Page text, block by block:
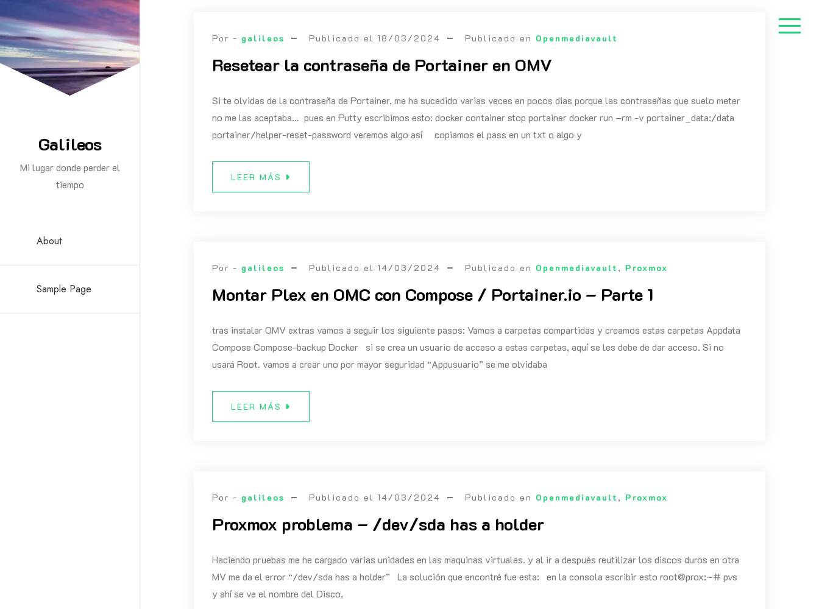
al
contenido
Galileos
Mi lugar donde perder el
tiempo
About
Sample Page
Por - galileos Publicado el18/03/2024 Publicado en Openmediavault
Resetear la contraseña de Portainer en OMV
Si te olvidas de la contraseña de Portainer, me ha sucedido varias veces en pocos dias porque las contraseñas que suelo meter
no me las aceptaba… pues en Putty escribimos esto: docker container stop portainer docker run –rm -v portainer_data:/data
portainer/helper-reset-password veremos algo así copiamos el pass en un txt o algo y
LEER MÁS
Por - galileos Publicado el14/03/2024 Publicado en Openmediavault , Proxmox
Montar Plex en OMC con Compose / Portainer.io – Parte 1
tras instalar OMV extras vamos a seguir los siguiente pasos: Vamos a carpetas compartidas y creamos estas carpetas Appdata
Compose Compose-backup Docker si se crea un usuario de acceso a estas carpetas, aquí se les debe de dar acceso. Si no
usará Root. vamos a crear uno por mayor seguridad “Appusuario” se me olvidaba
LEER MÁS
Por - galileos Publicado el14/03/2024 Publicado en Openmediavault , Proxmox
Proxmox problema – /dev/sda has a holder
Haciendo pruebas me he cargado varias unidades en las maquinas virtuales. y al ir a después reutilizar los discos duros en otra
MV me da el error “/dev/sda has a holder” La solución que encontré fue esta: en la consola escribir esto root@prox:~# pvs
y ahí se ve el nombre del Disco,